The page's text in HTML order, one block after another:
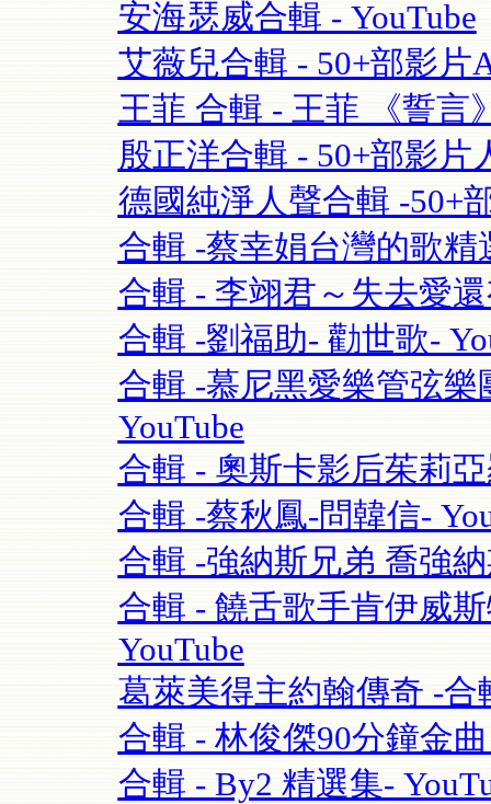
安海瑟威合輯 - YouTube
艾薇兒合輯 - 50+部影片
王菲 合輯 - 王菲 《誓言
殷正洋合輯 - 50+部影片
德國純淨人聲合輯 -50+
合輯 -蔡幸娟台灣的歌精
合輯 - 李翊君～失去愛
合輯 -劉福助- 勸世歌-
合輯 -慕尼黑愛樂管弦樂
YouTube
合輯 - 奧斯卡影后茱莉亞
合輯 -蔡秋鳳-問韓信-
合輯 -強納斯兄弟 喬強納
合輯 - 饒舌歌手肯伊威
YouTube
葛萊美得主約翰傳奇 -合
合輯 - 林俊傑90分鐘金
合輯 - By2 精選集-